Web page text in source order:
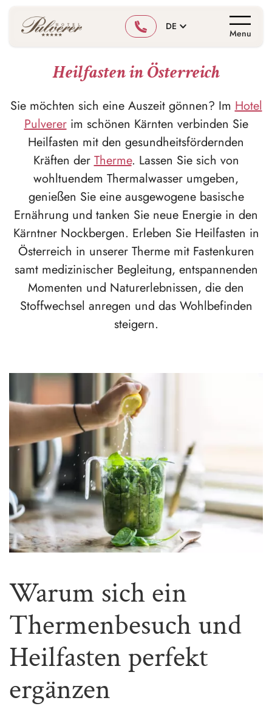
DE
Menu
Heilfasten in Österreich
Sie möchten sich eine Auszeit gönnen? ImHotel
Pulvererim schönen Kärnten verbinden Sie
Heilfasten mit den gesundheitsfördernden
Kräften derTherme. Lassen Sie sich von
wohltuendem Thermalwasser umgeben,
genießen Sie eine ausgewogene basische
Ernährung und tanken Sie neue Energie in den
Kärntner Nockbergen. Erleben Sie Heilfasten in
Österreich in unserer Therme mit Fastenkuren
samt medizinischer Begleitung, entspannenden
Momenten und Naturerlebnissen, die den
Stoffwechsel anregen und das Wohlbefinden
steigern.
Warum sich ein
Thermenbesuch und
Heilfasten perfekt
ergänzen